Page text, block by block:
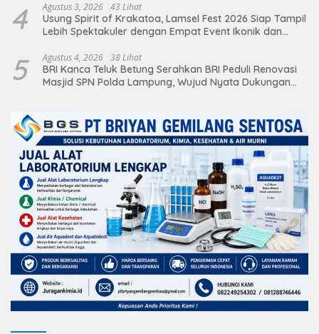
4 Agustus 3, 2026 43 Lihat
Usung Spirit of Krakatoa, Lamsel Fest 2026 Siap Tampil
Lebih Spektakuler dengan Empat Event Ikonik dan
5 Agustus 4, 2026 38 Lihat
BRI Kanca Teluk Betung Serahkan BRI Peduli Renovasi
Masjid SPN Polda Lampung, Wujud Nyata Dukungan